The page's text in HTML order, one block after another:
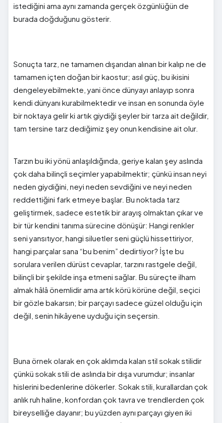
istediğini ama aynı zamanda gerçek özgünlüğün de
burada doğduğunu gösterir.
Sonuçta tarz, ne tamamen dışarıdan alınan bir kalıp ne de
tamamen içten doğan bir kaostur; asıl güç, bu ikisini
dengeleyebilmekte, yani önce dünyayı anlayıp sonra
kendi dünyanı kurabilmektedir ve insan en sonunda öyle
bir noktaya gelir ki artık giydiği şeyler bir tarza ait değildir,
tam tersine tarz dediğimiz şey onun kendisine ait olur.
Tarzın bu iki yönü anlaşıldığında, geriye kalan şey aslında
çok daha bilinçli seçimler yapabilmektir; çünkü insan neyi
neden giydiğini, neyi neden sevdiğini ve neyi neden
reddettiğini fark etmeye başlar. Bu noktada tarz
geliştirmek, sadece estetik bir arayış olmaktan çıkar ve
bir tür kendini tanıma sürecine dönüşür: Hangi renkler
seni yansıtıyor, hangi siluetler seni güçlü hissettiriyor,
hangi parçalar sana “bu benim” dedirtiyor? İşte bu
sorulara verilen dürüst cevaplar, tarzını rastgele değil,
bilinçli bir şekilde inşa etmeni sağlar. Bu süreçte ilham
almak hâlâ önemlidir ama artık körü körüne değil, seçici
bir gözle bakarsın; bir parçayı sadece güzel olduğu için
değil, senin hikâyene uyduğu için seçersin.
Buna örnek olarak en çok aklımda kalan stil sokak stilidir
çünkü sokak stili de aslında bir dışa vurumdur; insanlar
hislerini bedenlerine dökerler. Sokak stili, kurallardan çok
anlık ruh haline, konfordan çok tavra ve trendlerden çok
bireyselliğe dayanır; bu yüzden aynı parçayı giyen iki